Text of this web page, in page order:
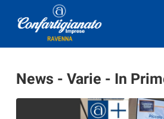
News - Varie - In